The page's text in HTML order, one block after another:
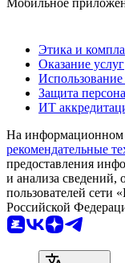
Этика и
Оказание услуг
Использование
Защита
ИТ
На информационном
рекомендательные
предоставления
и анализа сведений,
пользователей сети
Российской